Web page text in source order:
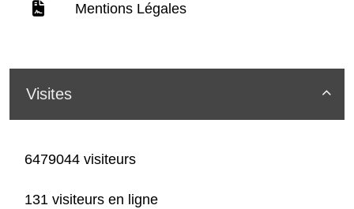
Mentions Légales

Visites
6479044 visiteurs
131 visiteurs en ligne